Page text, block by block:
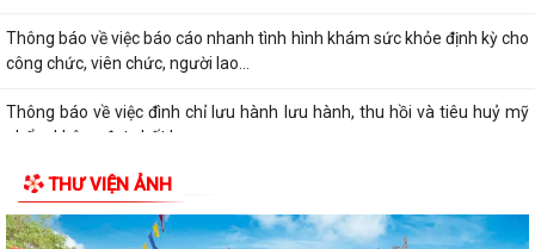
Thông báo về việc báo cáo nhanh tình hình khám sức khỏe định kỳ cho
công chức, viên chức, người lao...
Thông báo về việc đình chỉ lưu hành lưu hành, thu hồi và tiêu huỷ mỹ
phẩm không đạt chất lượng
Thông báo Lịch tiếp công dân của Chủ tịch Ủy ban nhân dân xã An Lão
tháng 8 năm 2026
THƯ VIỆN ẢNH